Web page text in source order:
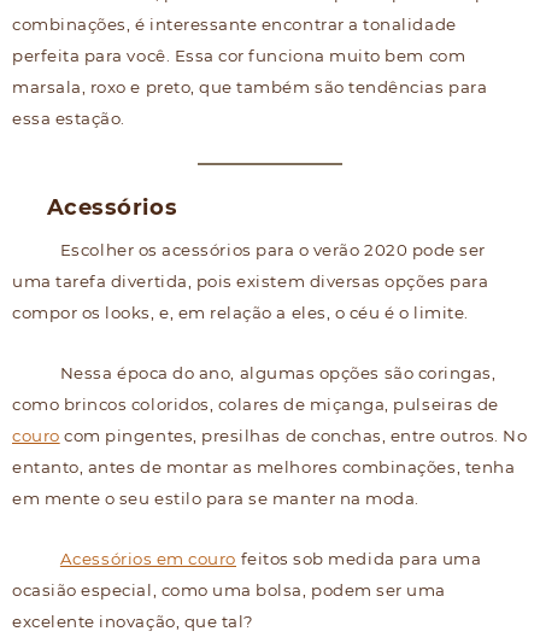
combinações, é interessante encontrar a tonalidade
perfeita para você. Essa cor funciona muito bem com
marsala, roxo e preto, que também são tendências para
essa estação.
Acessórios
Escolher os acessórios para o verão 2020 pode ser
uma tarefa divertida, pois existem diversas opções para
compor os looks, e, em relação a eles, o céu é o limite.
Nessa época do ano, algumas opções são coringas,
como brincos coloridos, colares de miçanga, pulseiras de
couro com pingentes, presilhas de conchas, entre outros. No
entanto, antes de montar as melhores combinações, tenha
em mente o seu estilo para se manter na moda.
Acessórios em couro feitos sob medida para uma
ocasião especial, como uma bolsa, podem ser uma
excelente inovação, que tal?